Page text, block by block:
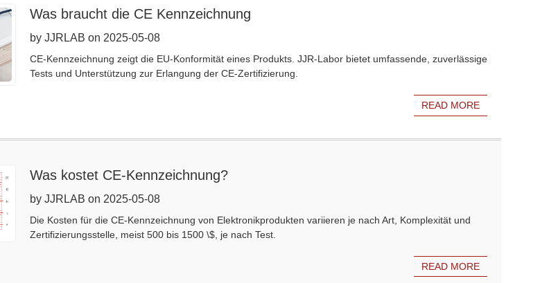
Was braucht die CE Kennzeichnung
by JJRLAB on 2025-05-08
CE-Kennzeichnung zeigt die EU-Konformität eines Produkts. JJR-Labor bietet umfassende, zuverlässige
Tests und Unterstützung zur Erlangung der CE-Zertifizierung.
READ MORE
Was kostet CE-Kennzeichnung?
by JJRLAB on 2025-05-08
Die Kosten für die CE-Kennzeichnung von Elektronikprodukten variieren je nach Art, Komplexität und
Zertifizierungsstelle, meist 500 bis 1500 \$, je nach Test.
READ MORE